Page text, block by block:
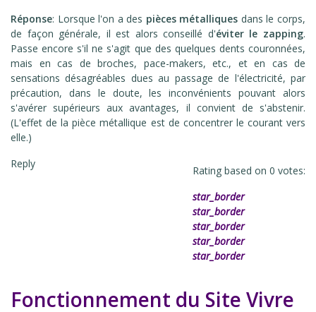
Réponse: Lorsque l'on a des pièces métalliques dans le corps,
de façon générale, il est alors conseillé d'éviter le zapping.
Passe encore s'il ne s'agit que des quelques dents couronnées,
mais en cas de broches, pace-makers, etc., et en cas de
sensations désagréables dues au passage de l'électricité, par
précaution, dans le doute, les inconvénients pouvant alors
s'avérer supérieurs aux avantages, il convient de s'abstenir.
(L'effet de la pièce métallique est de concentrer le courant vers
elle.)
Rating based on 0 votes:
star_border
star_border
star_border
star_border
star_border
Reply
Fonctionnement du Site Vivre